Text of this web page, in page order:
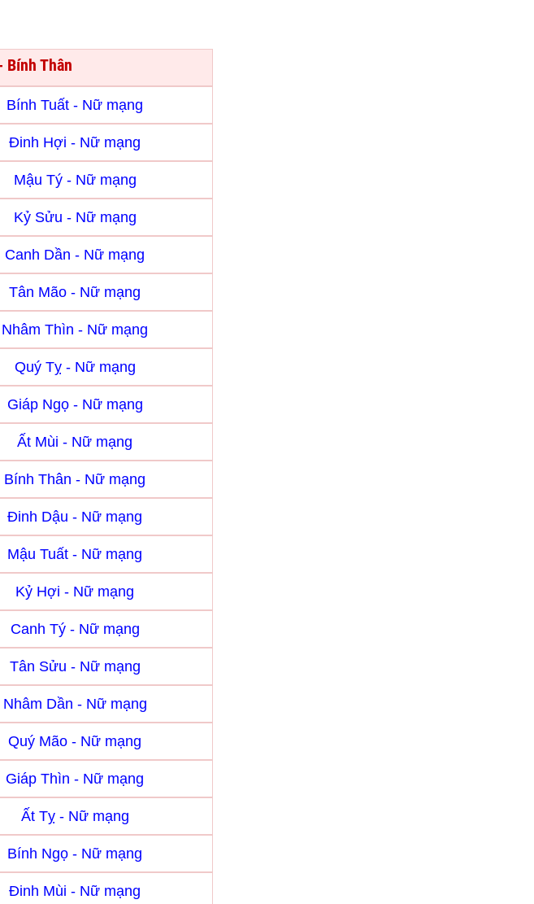
Bính Thân
Bính Tuất - Nữ mạng
Đinh Hợi - Nữ mạng
Mậu Tý - Nữ mạng
Kỷ Sửu - Nữ mạng
Canh Dần - Nữ mạng
Tân Mão - Nữ mạng
Nhâm Thìn - Nữ mạng
Quý Tỵ - Nữ mạng
Giáp Ngọ - Nữ mạng
Ất Mùi - Nữ mạng
Bính Thân - Nữ mạng
Đinh Dậu - Nữ mạng
Mậu Tuất - Nữ mạng
Kỷ Hợi - Nữ mạng
Canh Tý - Nữ mạng
Tân Sửu - Nữ mạng
Nhâm Dần - Nữ mạng
Quý Mão - Nữ mạng
Giáp Thìn - Nữ mạng
Ất Tỵ - Nữ mạng
Bính Ngọ - Nữ mạng
Đinh Mùi - Nữ mạng